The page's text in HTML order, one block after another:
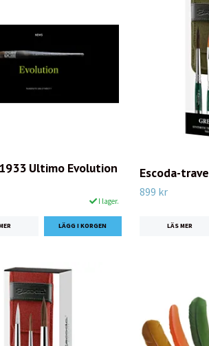
Ultimo Evolution
I lager.
Escoda-
899 kr
LÄS MER